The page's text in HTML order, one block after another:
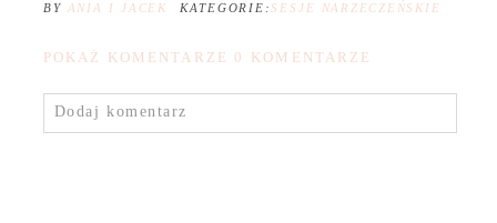
BY ANIA I JACEK KATEGORIE: SESJE NARZECZEŃSKIE
POKAŻ KOMENTARZE 0 KOMENTARZE
Dodaj komentarz